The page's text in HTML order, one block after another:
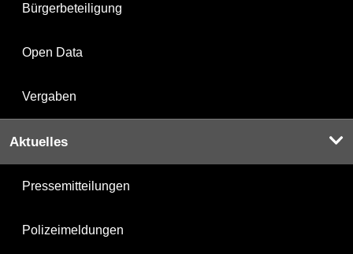
Bürgerbeteiligung
Open Data
Vergaben
Aktuelles
Pressemitteilungen
Polizeimeldungen